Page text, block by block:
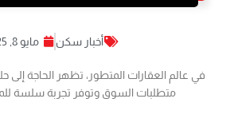
أخبار سكن مايو 8, 2025
في عالم العقارات المتطور، تظهر الحاجة إلى
متطلبات السوق وتوفر تجربة سلسة